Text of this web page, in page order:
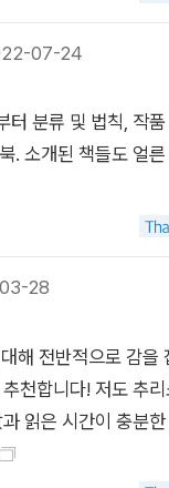
의 세계로 뛰어들어보
미로의 분기점마다 올
신의 즐거운 여행을
07-24
터 분류 및 법칙, 작
. 소개된 책들도 얼
28
해 전반적으로 감을
천합니다! 저도 추
읽은 시간이 충분